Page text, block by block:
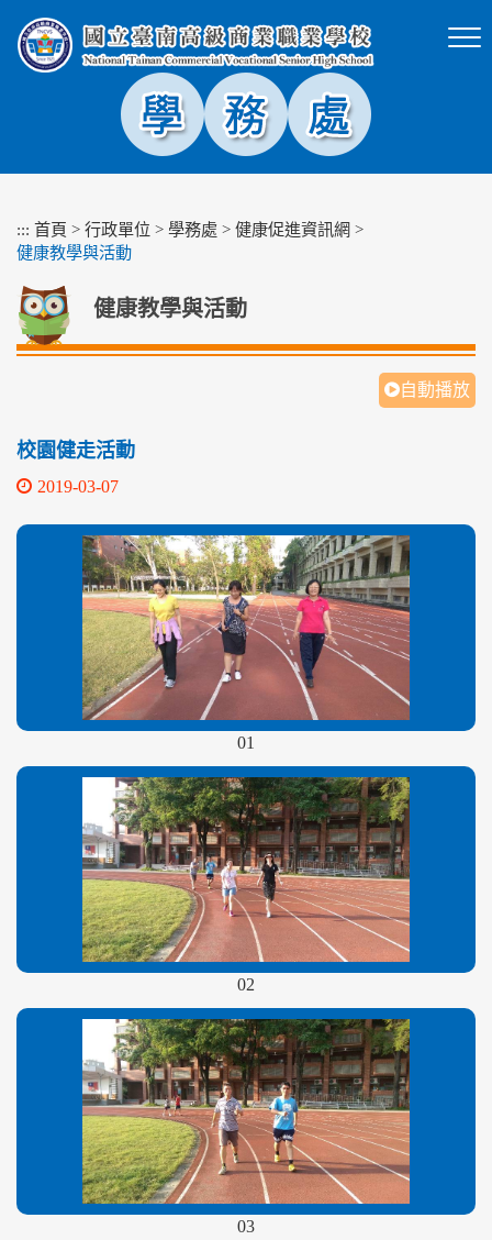
塊
::: 首頁 > 行政單位 > 學務處 > 健康促進資訊網 >
健康教學與活動
健康教學與活動
自動播放
校園健走活動
2019-03-07
01
02
03